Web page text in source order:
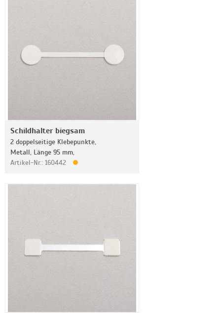
Schildhalter biegsam
2 doppelseitige Klebepunkte,
Metall, Länge 95 mm,
Artikel-Nr.: 160442